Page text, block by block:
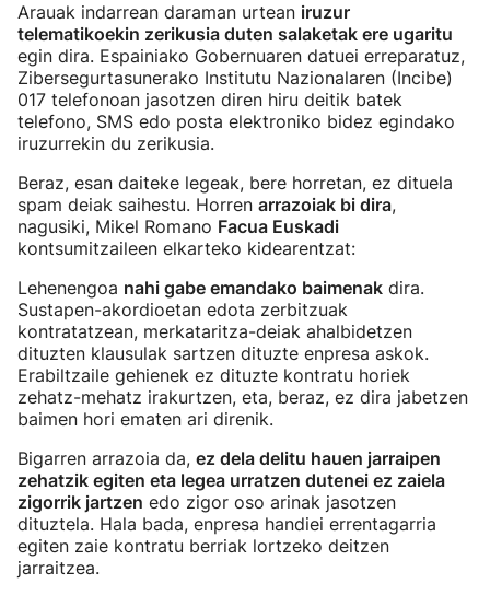
Arauak indarrean daraman urtean iruzur
telematikoekin zerikusia duten salaketak ere ugaritu
egin dira. Espainiako Gobernuaren datuei erreparatuz,
Zibersegurtasunerako Institutu Nazionalaren (Incibe)
017 telefonoan jasotzen diren hiru deitik batek
telefono, SMS edo posta elektroniko bidez egindako
iruzurrekin du zerikusia.
Beraz, esan daiteke legeak, bere horretan, ez dituela
spam deiak saihestu. Horren arrazoiak bi dira,
nagusiki, Mikel Romano Facua Euskadi
kontsumitzaileen elkarteko kidearentzat:
Lehenengoa nahi gabe emandako baimenak dira.
Sustapen-akordioetan edota zerbitzuak
kontratatzean, merkataritza-deiak ahalbidetzen
dituzten klausulak sartzen dituzte enpresa askok.
Erabiltzaile gehienek ez dituzte kontratu horiek
zehatz-mehatz irakurtzen, eta, beraz, ez dira jabetzen
baimen hori ematen ari direnik.
Bigarren arrazoia da, ez dela delitu hauen jarraipen
zehatzik egiten eta legea urratzen dutenei ez zaiela
zigorrik jartzen edo zigor oso arinak jasotzen
dituztela. Hala bada, enpresa handiei errentagarria
egiten zaie kontratu berriak lortzeko deitzen
jarraitzea.